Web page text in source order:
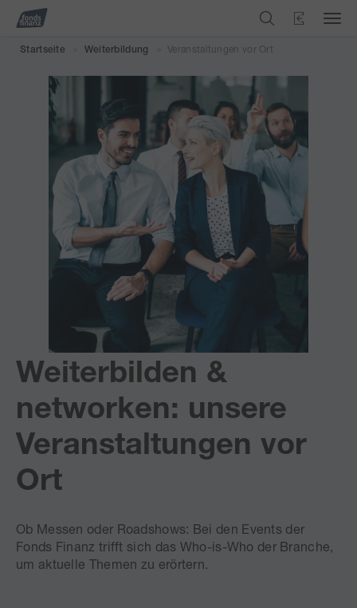
Startseite Weiterbildung Veranstaltungen vor Ort
Weiterbilden &
networken: unsere
Veranstaltungen vor
Ort
Ob Messen oder Roadshows: Bei den Events der
Fonds Finanz trifft sich das Who-is-Who der Branche,
um aktuelle Themen zu erörtern.